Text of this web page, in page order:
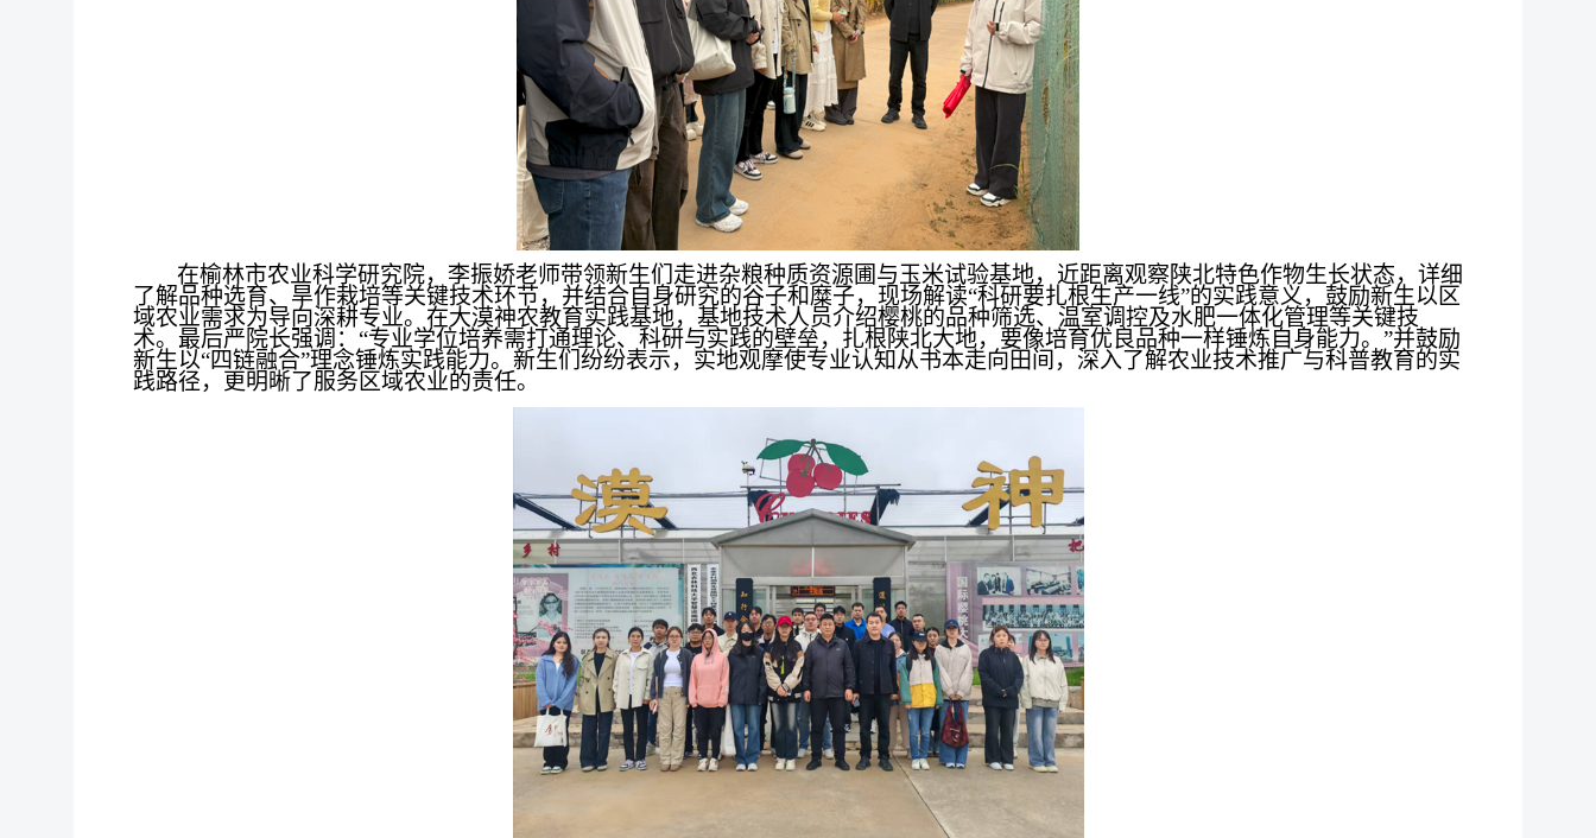
在榆林市农业科学研究院，李振娇老师带领新生们走进杂粮种质资源圃与玉米试验基地，近距离观察陕北特色作物生长状态，详细
了解品种选育、旱作栽培等关键技术环节，并结合自身研究的谷子和糜子，现场解读“科研要扎根生产一线”的实践意义，鼓励新生以区
域农业需求为导向深耕专业。在大漠神农教育实践基地，基地技术人员介绍樱桃的品种筛选、温室调控及水肥一体化管理等关键技
术。最后严院长强调：“专业学位培养需打通理论、科研与实践的壁垒，扎根陕北大地，要像培育优良品种一样锤炼自身能力。”并鼓励
新生以“四链融合”理念锤炼实践能力。新生们纷纷表示，实地观摩使专业认知从书本走向田间，深入了解农业技术推广与科普教育的实
践路径，更明晰了服务区域农业的责任。